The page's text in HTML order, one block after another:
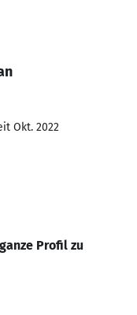
Okt. 2022
Profil zu